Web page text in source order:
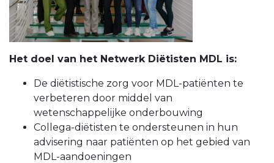
Het doel van het Netwerk Diëtisten MDL is:
De diëtistische zorg voor MDL-patiënten te
verbeteren door middel van
wetenschappelijke onderbouwing
Collega-diëtisten te ondersteunen in hun
advisering naar patiënten op het gebied van
MDL-aandoeningen